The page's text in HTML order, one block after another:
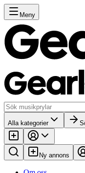
Meny
Alla kategorier
Ny annons